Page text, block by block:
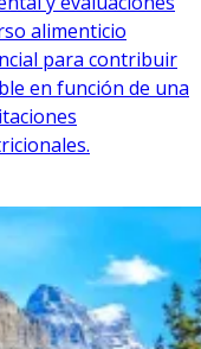
alimenticio
para contribuir
en función de una